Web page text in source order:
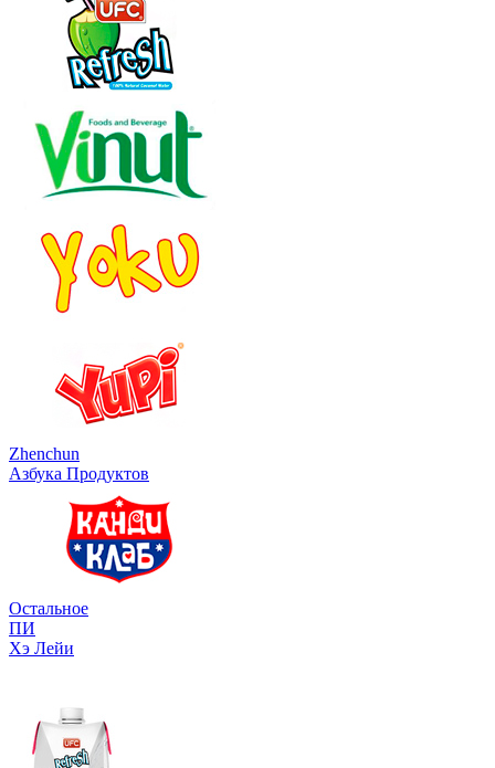
Zhenchun
Азбука Продуктов
Остальное
ПИ
Хэ Лейи